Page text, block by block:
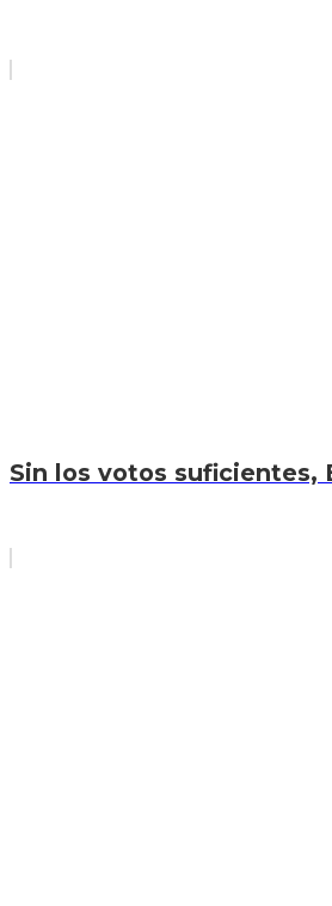
Sin los votos suficientes,